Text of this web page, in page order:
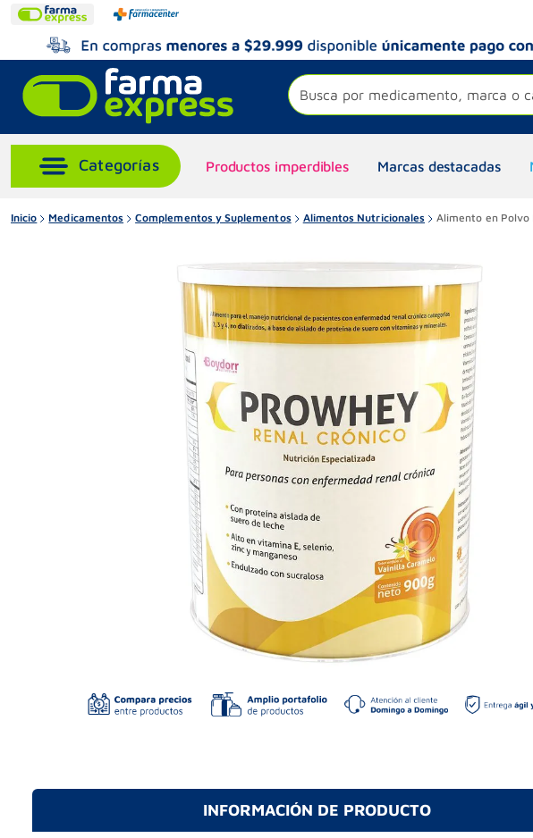
Busca por medicamento, marca o
Productos imperdibles Marcas destacadas
Inicio Medicamentos Complementos y Suplementos Alimentos Nutricionales Alimento en Polvo
INFORMACIÓN DE PRODUCTO